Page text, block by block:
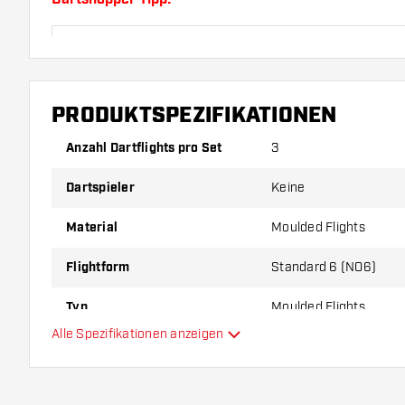
Probieren Sie eine andere Form, ein anderes
Dicke der Flights aus, um herauszufinden, welche
PRODUKTSPEZIFIKATIONEN
Anzahl Dartflights pro Set 3
Dartspieler Keine
Material Moulded Flights
Flightform Standard 6 (NO6)
Typ Moulded Flights
Alle Spezifikationen anzeigen